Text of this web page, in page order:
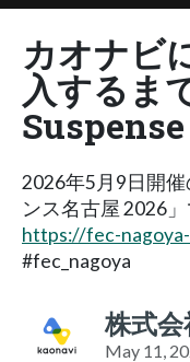
カオナビ
入するま
2026年5月9日開
ンス名古屋 2026
https://fec-
#fec_nagoya
株式
May 11,